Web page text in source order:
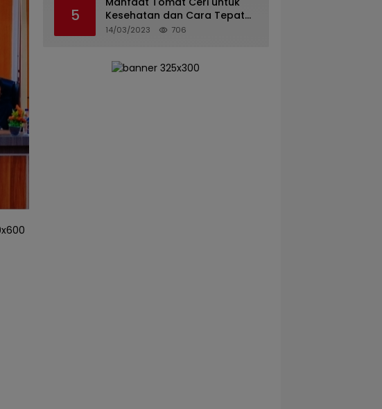
5
Kesehatan dan Cara Tepat
Mengonsumsinya
14/03/2023 706